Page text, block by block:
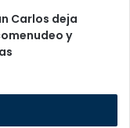
Carlos deja
y